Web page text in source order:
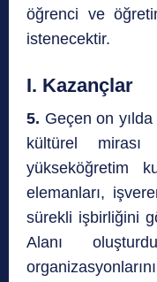
öğrenci ve
istenecektir.
I. Kazançlar
5. Geçen on
kültürel mirası
yükseköğretim
elemanları,
sürekli işbirliğini
Alanı